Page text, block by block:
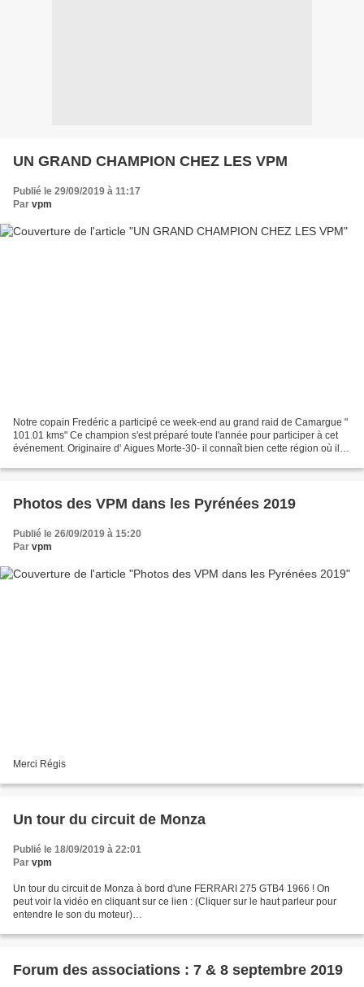
UN GRAND CHAMPION CHEZ LES VPM
Publié le 29/09/2019 à 11:17
Par vpm
Notre copain Fredéric a participé ce week-end au grand raid de Camargue "
101.01 kms" Ce champion s'est préparé toute l'année pour participer à cet
événement. Originaire d' Aigues Morte-30- il connaît bien cette région où il a
Photos des VPM dans les Pyrénées 2019
Publié le 26/09/2019 à 15:20
Par vpm
Merci Régis
Un tour du circuit de Monza
Publié le 18/09/2019 à 22:01
Par vpm
Un tour du circuit de Monza à bord d'une FERRARI 275 GTB4 1966 ! On
peut voir la vidéo en cliquant sur ce lien : (Cliquer sur le haut parleur pour
entendre le son du moteur)
Forum des associations : 7 & 8 septembre 2019